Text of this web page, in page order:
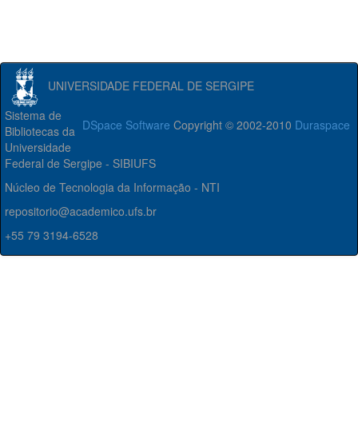
UNIVERSIDADE FEDERAL DE SERGIPE
DSpace Software Copyright © 2002-2010 Duraspace
Sistema de
Bibliotecas da
Universidade
Federal de Sergipe - SIBIUFS
Núcleo de Tecnologia da Informação - NTI
repositorio@academico.ufs.br
+55 79 3194-6528